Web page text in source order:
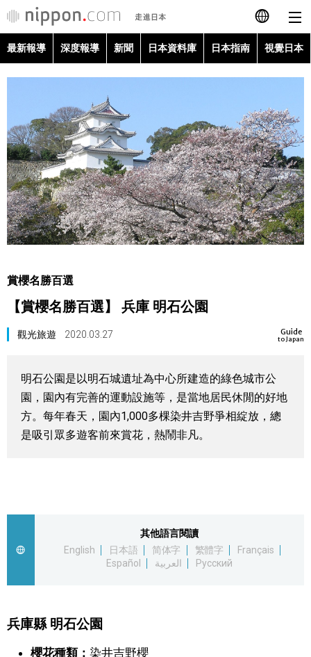
日本語
简体字
Français
Español
العربية
最新報導
深度報導
新聞
視覺日本
臺灣香港
更多
文化
最新報導 深度報導 新聞 日本資料庫 日本指南 視覺日本
賞櫻名勝百選
【賞櫻名勝百選】 兵庫 明石公園
Guide
to Japan
觀光旅遊 2020.03.27
明石公園是以明石城遺址為中心所建造的綠色城市公
園，園內有完善的運動設施等，是當地居民休閒的好地
方。每年春天，園內1,000多棵染井吉野爭相綻放，總
是吸引眾多遊客前來賞花，熱鬧非凡。
其他語言閱讀
English
日本語 简体字 繁體字
Français
Español
العربية Русский
兵庫縣 明石公園
櫻花種類： 染井吉野櫻